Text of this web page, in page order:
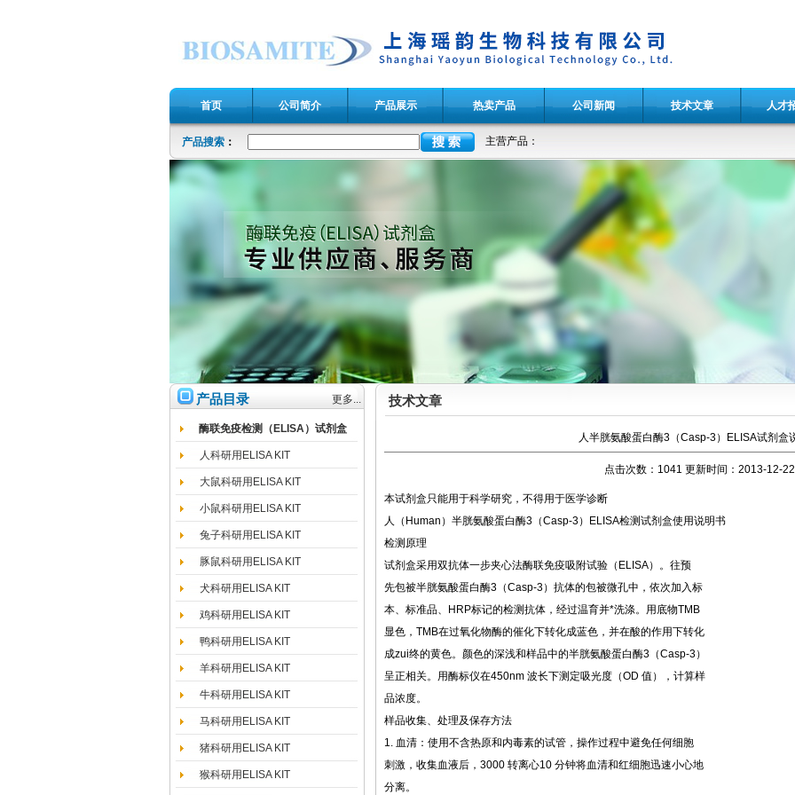
首页 公司简介 产品展示 热卖产品 公司新闻 技术文章 人才
产品搜索 ： 主营产品：
产品目录 更多...
酶联免疫检测（ELISA）试剂盒
人科研用ELISA KIT
大鼠科研用ELISA KIT
小鼠科研用ELISA KIT
兔子科研用ELISA KIT
豚鼠科研用ELISA KIT
犬科研用ELISA KIT
鸡科研用ELISA KIT
鸭科研用ELISA KIT
羊科研用ELISA KIT
牛科研用ELISA KIT
马科研用ELISA KIT
猪科研用ELISA KIT
猴科研用ELISA KIT
技术文章
人半胱氨酸蛋白酶3（Casp-3）ELISA试剂盒
点击次数：1041 更新时间：2013-12-22
本试剂盒只能用于科学研究，不得用于医学诊断
人（Human）半胱氨酸蛋白酶3（Casp-3）ELISA检测试剂盒使用说明书
检测原理
试剂盒采用双抗体一步夹心法酶联免疫吸附试验（ELISA）。往预
先包被半胱氨酸蛋白酶3（Casp-3）抗体的包被微孔中，依次加入标
本、标准品、HRP标记的检测抗体，经过温育并*洗涤。用底物TMB
显色，TMB在过氧化物酶的催化下转化成蓝色，并在酸的作用下转化
成zui终的黄色。颜色的深浅和样品中的半胱氨酸蛋白酶3（Casp-3）
呈正相关。用酶标仪在450nm 波长下测定吸光度（OD 值），计算样
品浓度。
样品收集、处理及保存方法
1. 血清：使用不含热原和内毒素的试管，操作过程中避免任何细胞
刺激，收集血液后，3000 转离心10 分钟将血清和红细胞迅速小心地
分离。